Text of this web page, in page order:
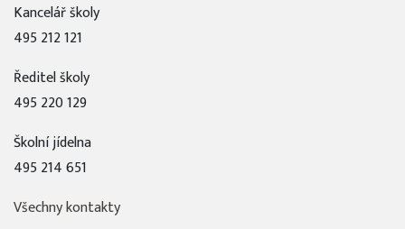
Kancelář školy
495 212 121
Ředitel školy
495 220 129
Školní jídelna
495 214 651
Všechny kontakty